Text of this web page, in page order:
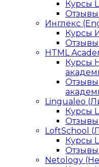
Курсы
Отзывы
Инглекс
Курсы
Отзывы
HTML
Курсы
Отзывы
Lingualeo
Курсы
Отзывы
LoftSchool
Курсы
Отзывы
Netology